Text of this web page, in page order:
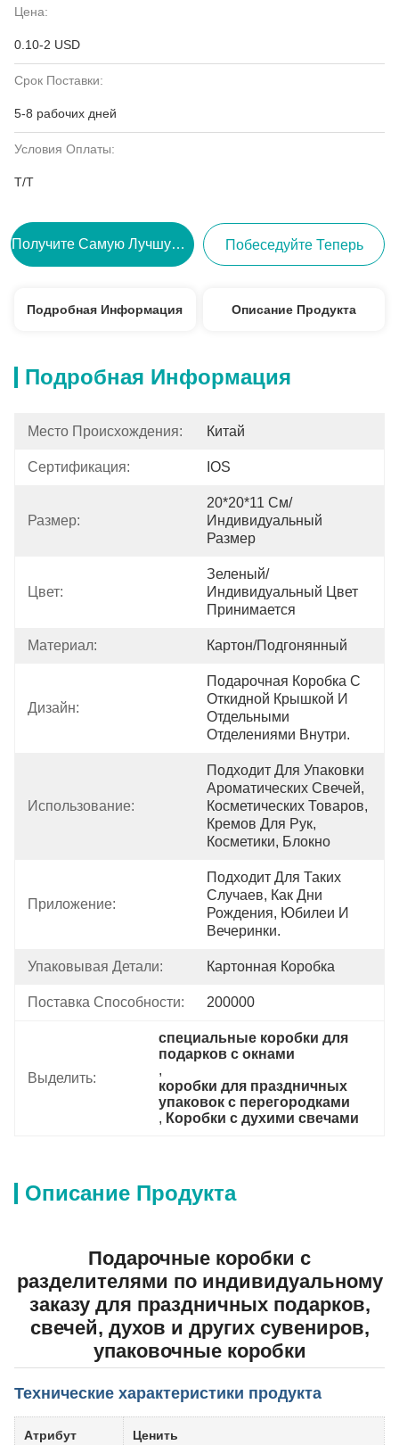
Цена:
0.10-2 USD
Срок Поставки:
5-8 рабочих дней
Условия Оплаты:
Т/Т
Получите Самую Лучшую Цену Побеседуйте Теперь
Подробная Информация Описание Продукта
Подробная Информация
Место Происхождения: Китай
Сертификация: IOS
Размер:
20*20*11 См/
Индивидуальный
Размер
Цвет:
Зеленый/
Индивидуальный Цвет
Принимается
Материал: Картон/подгонянный
Дизайн:
Подарочная Коробка С
Откидной Крышкой И
Отдельными
Отделениями Внутри.
Использование:
Подходит Для Упаковки
Ароматических Свечей,
Косметических Товаров,
Кремов Для Рук,
Косметики, Блокно
Приложение:
Подходит Для Таких
Случаев, Как Дни
Рождения, Юбилеи И
Вечеринки.
Упаковывая Детали: Картонная Коробка
Поставка Способности: 200000
Выделить:
специальные коробки для
подарков с окнами
,
коробки для праздничных
упаковок с перегородками
, Коробки с духими свечами
Описание Продукта
Подарочные коробки с
разделителями по индивидуальному
заказу для праздничных подарков,
свечей, духов и других сувениров,
упаковочные коробки
Технические характеристики продукта
Атрибут Ценить